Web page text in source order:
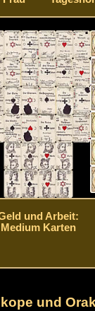
und Arbeit:
Medium Karten
und